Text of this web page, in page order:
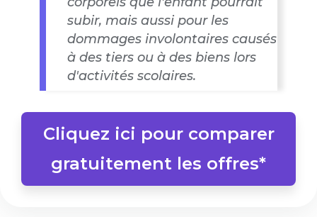
subir, mais aussi pour les
dommages involontaires causés
à des tiers ou à des biens lors
d'activités scolaires.
Cliquez ici pour comparer
gratuitement les offres*